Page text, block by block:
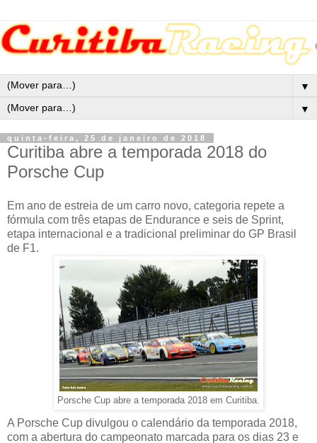
▼
▼
quinta-feira, 25 de janeiro de 2018
Curitiba abre a temporada 2018 do
Porsche Cup
Em ano de estreia de um carro novo, categoria repete a
fórmula com três etapas de Endurance e seis de Sprint,
etapa internacional e a tradicional preliminar do GP Brasil
de F1.
Porsche Cup abre a temporada 2018 em Curitiba.
A Porsche Cup divulgou o calendário da temporada 2018,
com a abertura do campeonato marcada para os dias 23 e